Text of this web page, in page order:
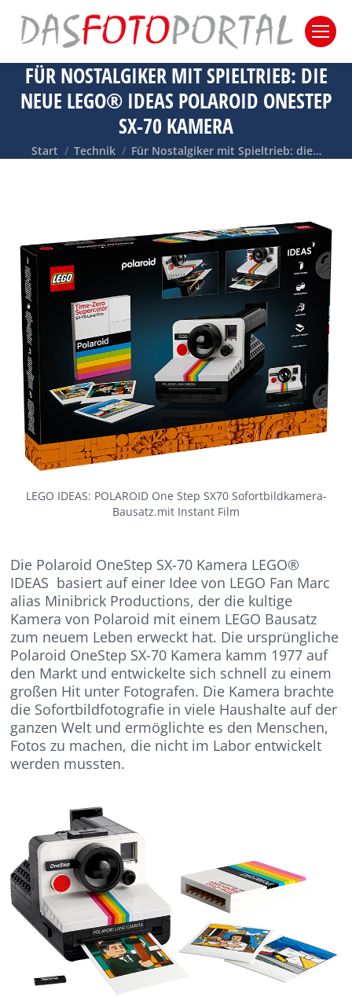
FÜR NOSTALGIKER MIT SPIELTRIEB: DIE
NEUE LEGO® IDEAS POLAROID ONESTEP
SX-70 KAMERA
Sie befinden sich hier:
Start Technik Für Nostalgiker mit Spieltrieb: die…
LEGO IDEAS: POLAROID One Step SX70 Sofortbildkamera-
Bausatz.mit Instant Film
Die Polaroid OneStep SX-70 Kamera LEGO®
IDEAS basiert auf einer Idee von LEGO Fan Marc
alias Minibrick Productions, der die kultige
Kamera von Polaroid mit einem LEGO Bausatz
zum neuem Leben erweckt hat. Die ursprüngliche
Polaroid OneStep SX-70 Kamera kamm 1977 auf
den Markt und entwickelte sich schnell zu einem
großen Hit unter Fotografen. Die Kamera brachte
die Sofortbildfotografie in viele Haushalte auf der
ganzen Welt und ermöglichte es den Menschen,
Fotos zu machen, die nicht im Labor entwickelt
werden mussten.